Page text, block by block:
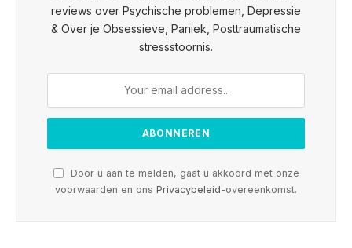
reviews over Psychische problemen, Depressie
& Over je Obsessieve, Paniek, Posttraumatische
stressstoornis.
Door u aan te melden, gaat u akkoord met onze
voorwaarden en ons Privacybeleid-overeenkomst.